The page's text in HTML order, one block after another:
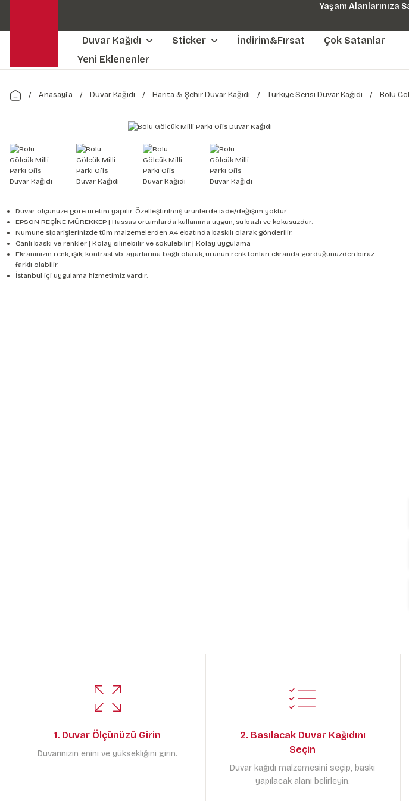
Yaşam Alanlarınıza
Duvar Kağıdı Sticker İndirim&Fırsat
Çok Satanlar
Yeni Eklenenler
Anasayfa Duvar Kağıdı Harita & Şehir Duvar Kağıdı Türkiye Serisi Duvar Kağıdı Bolu
Duvar ölçünüze göre üretim yapılır. Özelleştirilmiş ürünlerde iade/değişim yoktur.
EPSON REÇİNE MÜREKKEP | Hassas ortamlarda kullanıma uygun, su bazlı ve kokusuzdur.
Numune siparişlerinizde tüm malzemelerden A4 ebatında baskılı olarak gönderilir.
Canlı baskı ve renkler | Kolay silinebilir ve sökülebilir | Kolay uygulama
Ekranınızın renk, ışık, kontrast vb. ayarlarına bağlı olarak, ürünün renk tonları ekranda gördüğünüzden biraz
farklı olabilir.
İstanbul içi uygulama hizmetimiz vardır.
1. Duvar Ölçünüzü Girin
Duvarınızın enini ve yüksekliğini girin.
2. Basılacak Duvar Kağıdını
Seçin
Duvar kağıdı malzemesini seçip, baskı
yapılacak alanı belirleyin.